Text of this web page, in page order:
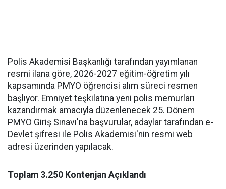
Polis Akademisi Başkanlığı tarafından yayımlanan
resmi ilana göre, 2026-2027 eğitim-öğretim yılı
kapsamında PMYO öğrencisi alım süreci resmen
başlıyor. Emniyet teşkilatına yeni polis memurları
kazandırmak amacıyla düzenlenecek 25. Dönem
PMYO Giriş Sınavı'na başvurular, adaylar tarafından e-
Devlet şifresi ile Polis Akademisi'nin resmi web
adresi üzerinden yapılacak.
Toplam 3.250 Kontenjan Açıklandı